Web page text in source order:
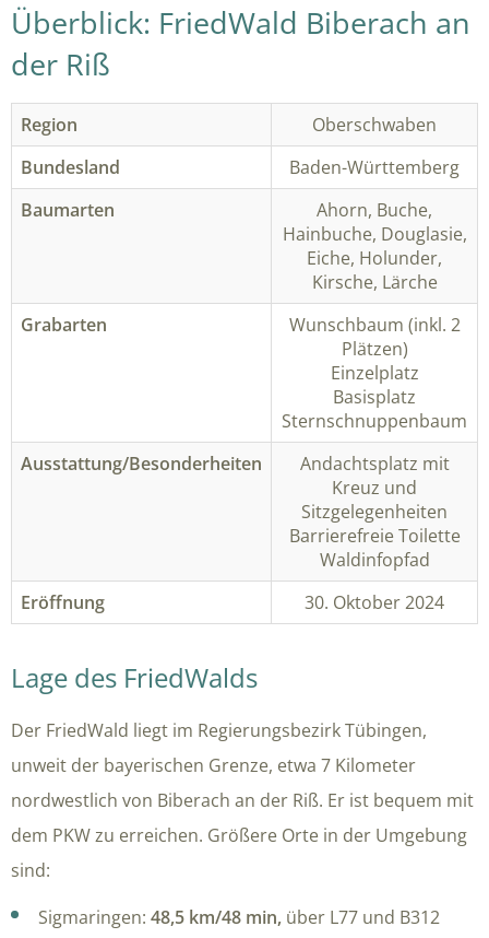
Überblick: FriedWald Biberach an
der Riß
Region
Oberschwaben
Bundesland
Baden-Württemberg
Baumarten
Ahorn, Buche,
Hainbuche, Douglasie,
Eiche, Holunder,
Kirsche, Lärche
Grabarten
Wunschbaum (inkl. 2
Plätzen)
Einzelplatz
Basisplatz
Sternschnuppenbaum
Ausstattung/Besonderheiten
Andachtsplatz mit
Kreuz und
Sitzgelegenheiten
Barrierefreie Toilette
Waldinfopfad
Eröffnung
30. Oktober 2024
Lage des FriedWalds
Der FriedWald liegt im Regierungsbezirk Tübingen,
unweit der bayerischen Grenze, etwa 7 Kilometer
nordwestlich von Biberach an der Riß. Er ist bequem mit
dem PKW zu erreichen. Größere Orte in der Umgebung
sind:
Sigmaringen: 48,5 km/48 min, über L77 und B312